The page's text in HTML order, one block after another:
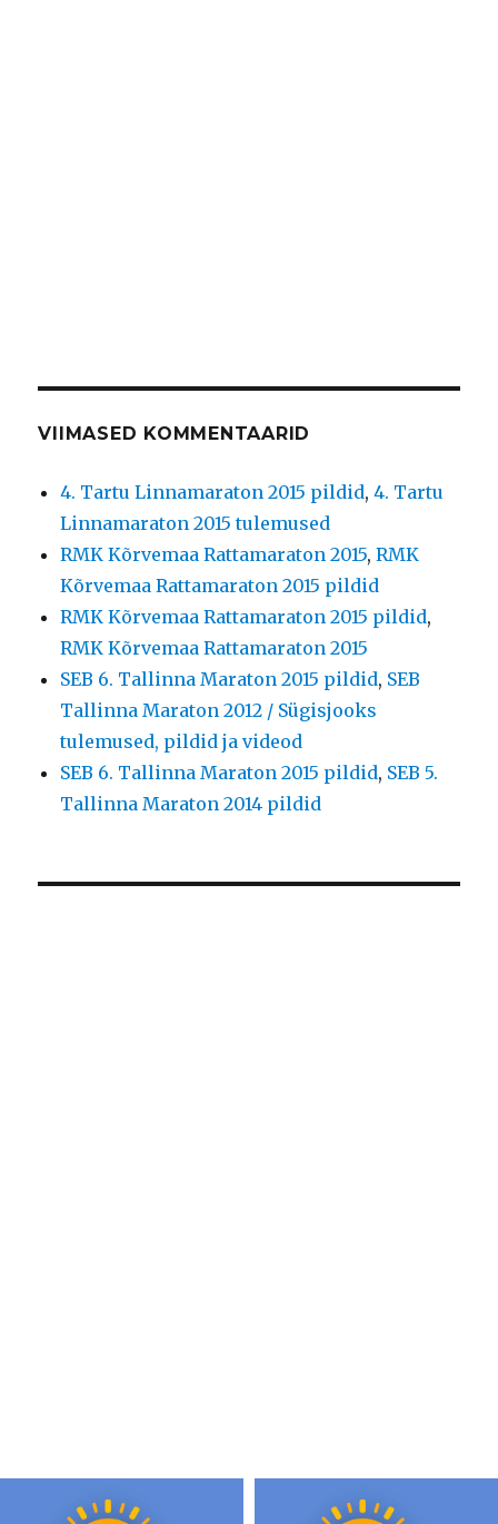
VIIMASED KOMMENTAARID
4. Tartu Linnamaraton 2015 pildid,4. Tartu
Linnamaraton 2015 tulemused
RMK Kõrvemaa Rattamaraton 2015,RMK
Kõrvemaa Rattamaraton 2015 pildid
RMK Kõrvemaa Rattamaraton 2015 pildid,
RMK Kõrvemaa Rattamaraton 2015
SEB 6. Tallinna Maraton 2015 pildid, SEB
Tallinna Maraton 2012 / Sügisjooks
tulemused, pildid ja videod
SEB 6. Tallinna Maraton 2015 pildid, SEB 5.
Tallinna Maraton 2014 pildid